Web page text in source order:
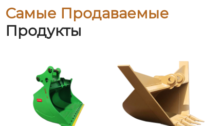
Самые Продаваемые
Продукты